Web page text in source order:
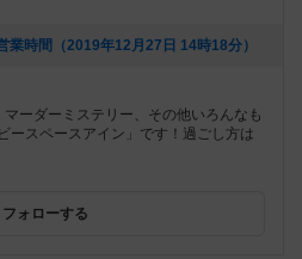
業時間（2019年12月27日 14時18分）
ーダーミステリー、その他いろんなも
ースペースアイン」です！過ごし方は
フォローする